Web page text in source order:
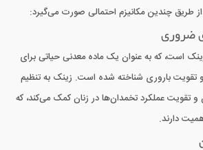
طریق چندین مکانیزم احتمالی صورت می‌گیرد:
است، که به عنوان یک ماده معدنی حیاتی برای
باروری شناخته شده است. زینک به تنظیم
و تقویت عملکرد تخمدان‌ها در زنان کمک می‌کند، که
دارند.